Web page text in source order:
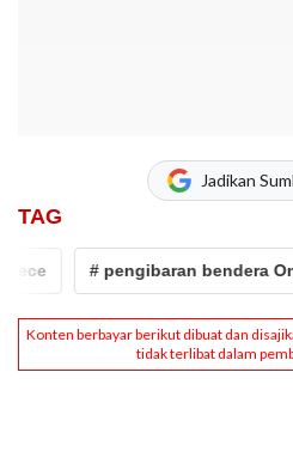
Jadikan
TAG
# pengibaran bendera One Piece